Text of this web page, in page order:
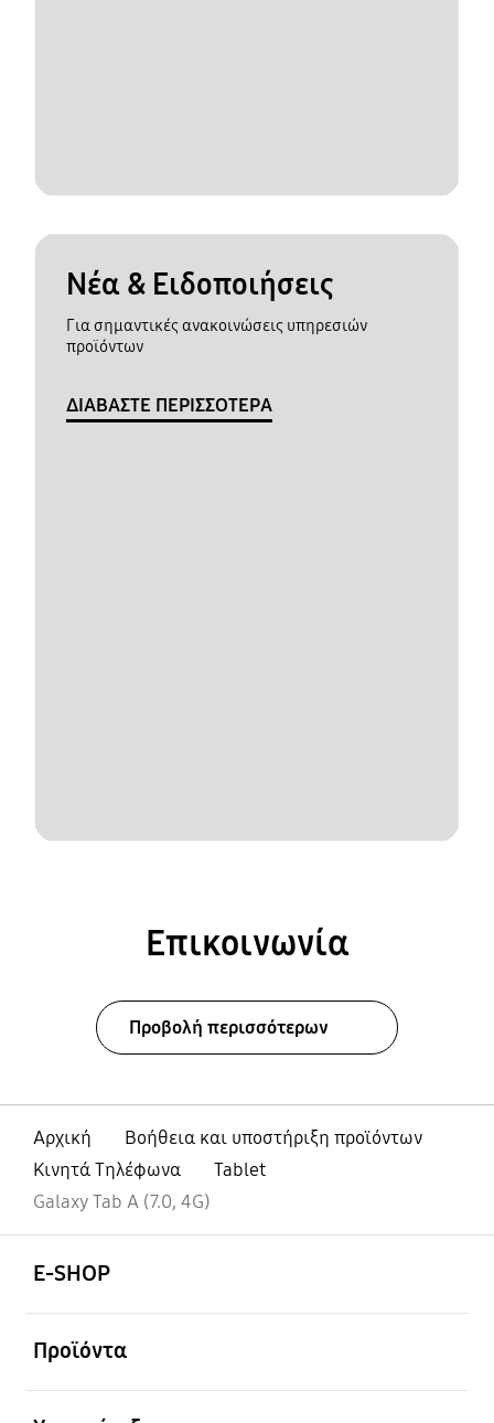
Νέα & Ειδοποιήσεις
Για σημαντικές ανακοινώσεις υπηρεσιών
προϊόντων
ΔΙΑΒΑΣΤΕ ΠΕΡΙΣΣΟΤΕΡΑ
Επικοινωνία
Προβολή περισσότερων
Αρχική
Βοήθεια και υποστήριξη προϊόντων
Κινητά Τηλέφωνα
Tablet
Galaxy Tab A (7.0, 4G)
E-SHOP
Προϊόντα